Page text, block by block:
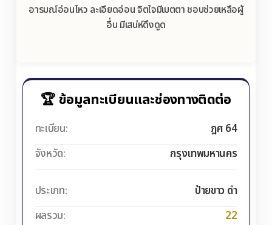
อารมณ์อ่อนไหว ละเอียดอ่อน จิตใจมีเมตตา ชอบช่วยเหลือผู้
อื่น มีเสน่ห์ดึงดูด
🏆 ข้อมูลทะเบียนและช่องทางติดต่อ
ทะเบียน:
ฎศ 64
จังหวัด:
กรุงเทพมหานคร
ประเภท:
ป้ายขาว ดำ
ผลรวม:
22